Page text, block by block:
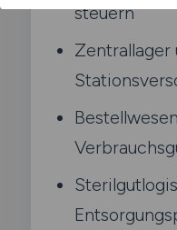
steuern
Zentrallager